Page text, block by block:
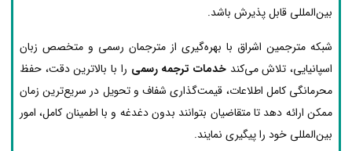
بین‌المللی قابل پذیرش باشد.
شبکه مترجمین اشراق با بهره‌گیری از مترجمان رسمی و متخصص زبان
اسپانیایی، تلاش می‌کندخدمات ترجمه رسمی را با بالاترین دقت، حفظ
محرمانگی کامل اطلاعات، قیمت‌گذاری شفاف و تحویل در سریع‌ترین زمان
ممکن ارائه دهد تا متقاضیان بتوانند بدون دغدغه و با اطمینان کامل، امور
بین‌المللی خود را پیگیری نمایند.